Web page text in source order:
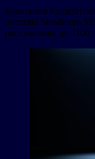
Компания
система Steadicom
расстояниях до